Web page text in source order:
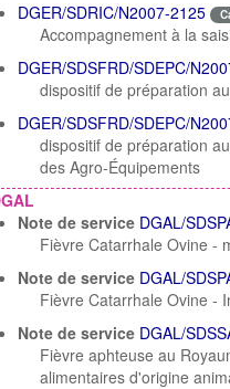
DGER/SDRIC/N2007-2125
Accompagnement à la
DGER/SDSFRD/SDEPC/
dispositif de préparation
DGER/SDSFRD/SDEPC/
dispositif de préparation
des Agro-Équipements
Note de service DGAL/
Fièvre Catarrhale Ovine -
Note de service DGAL/
Fièvre Catarrhale Ovine -
Note de service DGAL/
Fièvre aphteuse au
alimentaires d'origine